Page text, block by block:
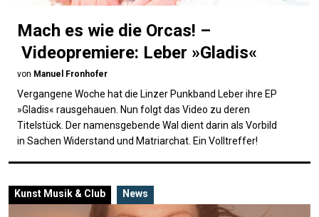
Mach es wie die Orcas! –
Videopremiere: Leber »Gladis«
von Manuel Fronhofer
Vergangene Woche hat die Linzer Punkband Leber ihre EP
»Gladis« rausgehauen. Nun folgt das Video zu deren
Titelstück. Der namensgebende Wal dient darin als Vorbild
in Sachen Widerstand und Matriarchat. Ein Volltreffer!
Kunst Musik & Club News